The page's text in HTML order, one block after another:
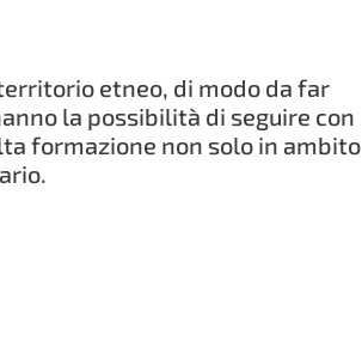
etneo, di modo da far
la possibilità di seguire con
formazione non solo in ambito